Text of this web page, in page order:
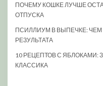
ПОЧЕМУ КОШКЕ ЛУЧШЕ
ОТПУСКА
ПСИЛЛИУМ В ВЫПЕЧКЕ:
РЕЗУЛЬТАТА
10 РЕЦЕПТОВ С ЯБЛОКАМИ:
КЛАССИКА